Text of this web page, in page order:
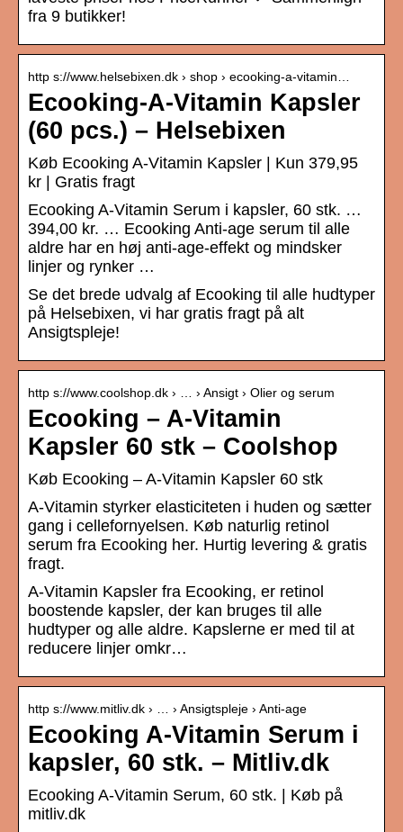
fra 9 butikker!
http s://www.helsebixen.dk › shop › ecooking-a-vitamin…
Ecooking-A-Vitamin Kapsler
(60 pcs.) – Helsebixen
Køb Ecooking A-Vitamin Kapsler | Kun 379,95
kr | Gratis fragt
Ecooking A-Vitamin Serum i kapsler, 60 stk. …
394,00 kr. … Ecooking Anti-age serum til alle
aldre har en høj anti-age-effekt og mindsker
linjer og rynker …
Se det brede udvalg af Ecooking til alle hudtyper
på Helsebixen, vi har gratis fragt på alt
Ansigtspleje!
http s://www.coolshop.dk › … › Ansigt › Olier og serum
Ecooking – A-Vitamin
Kapsler 60 stk – Coolshop
Køb Ecooking – A-Vitamin Kapsler 60 stk
A-Vitamin styrker elasticiteten i huden og sætter
gang i cellefornyelsen. Køb naturlig retinol
serum fra Ecooking her. Hurtig levering & gratis
fragt.
A-Vitamin Kapsler fra Ecooking, er retinol
boostende kapsler, der kan bruges til alle
hudtyper og alle aldre. Kapslerne er med til at
reducere linjer omkr…
http s://www.mitliv.dk › … › Ansigtspleje › Anti-age
Ecooking A-Vitamin Serum i
kapsler, 60 stk. – Mitliv.dk
Ecooking A-Vitamin Serum, 60 stk. | Køb på
mitliv.dk